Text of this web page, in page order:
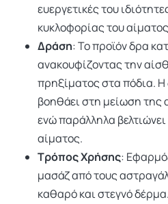
ευεργετικές του
κυκλοφορίας του
Δράση: Το προϊόν δρα
ανακουφίζοντας την
πρηξίματος στα πόδια.
βοηθάει στη μείωση
ενώ παράλληλα
αίματος.
Τρόπος Χρήσης:
μασάζ από τους
καθαρό και στεγνό